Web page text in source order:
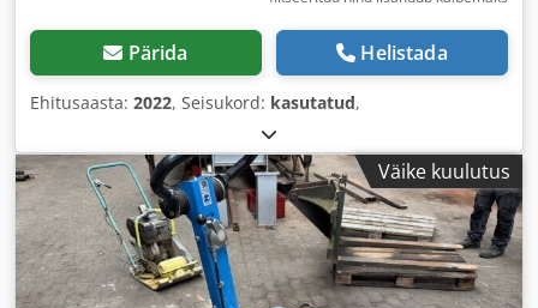
Pärida Helistada
Ehitusaasta: 2022, Seisukord: kasutatud,
Väike kuulutus